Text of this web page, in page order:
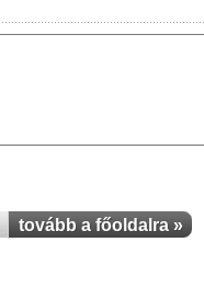
tovább a főoldalra »